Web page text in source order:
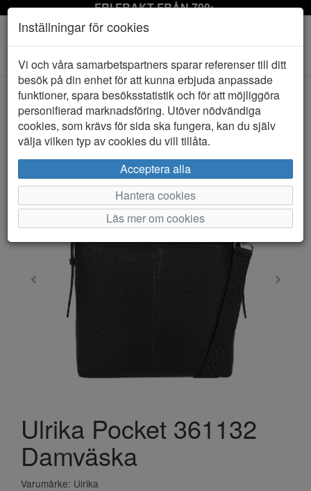
FRI FRAKT FRÅN 799:-
Toggle
navigation
HEM ULRIKA
Ulrika Pocket 361132
Damväska
Varumärke: Ulrika
Inställningar för cookies
Vi och våra samarbetspartners sparar referenser till ditt
besök på din enhet för att kunna erbjuda anpassade
funktioner, spara besöksstatistik och för att möjliggöra
personifierad marknadsföring. Utöver nödvändiga
cookies, som krävs för sida ska fungera, kan du själv
välja vilken typ av cookies du vill tillåta.
Acceptera alla
Hantera cookies
Läs mer om cookies